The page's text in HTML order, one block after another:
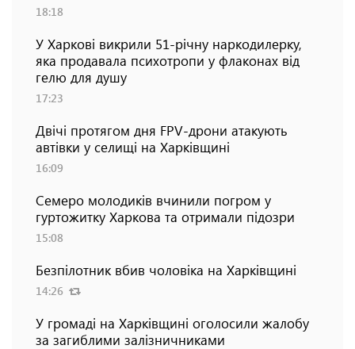
18:18
У Харкові викрили 51-річну наркодилерку,
яка продавала психотропи у флаконах від
гелю для душу
17:23
Двічі протягом дня FPV-дрони атакують
автівки у селищі на Харківщині
16:09
Семеро молодиків вчинили погром у
гуртожитку Харкова та отримали підозри
15:08
Безпілотник вбив чоловіка на Харківщині
14:26
У громаді на Харківщині оголосили жалобу
за загиблими залізничниками